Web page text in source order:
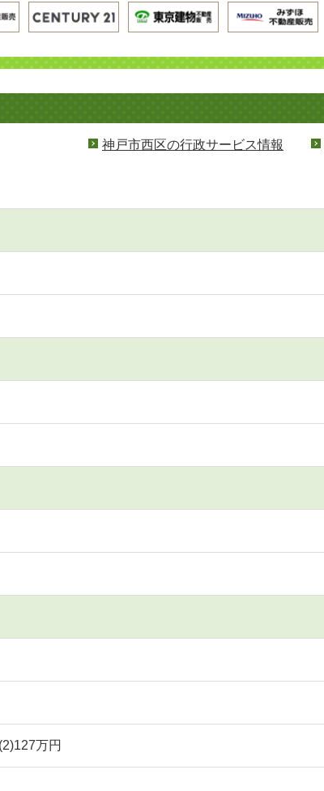
神戸市西区の行政サービス情報
万円